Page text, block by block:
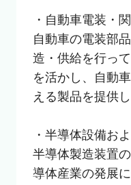
・自動車電装・
自動車の電装部
造・供給を行っ
を活かし、自動
える製品を提供し
・半導体設備お
半導体製造装置
導体産業の発展